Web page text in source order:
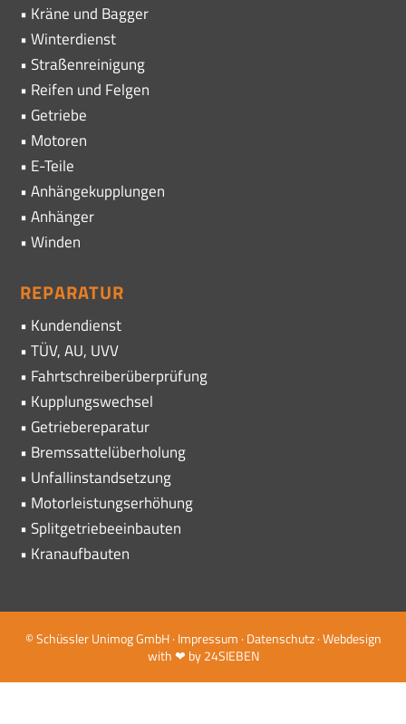
• Kräne und Bagger
• Winterdienst
• Straßenreinigung
• Reifen und Felgen
• Getriebe
• Motoren
• E-Teile
• Anhängekupplungen
• Anhänger
• Winden
REPARATUR
• Kundendienst
• TÜV, AU, UVV
• Fahrtschreiberüberprüfung
• Kupplungswechsel
• Getriebereparatur
• Bremssattelüberholung
• Unfallinstandsetzung
• Motorleistungserhöhung
• Splitgetriebeeinbauten
• Kranaufbauten
© Schüssler Unimog GmbH · Impressum · Datenschutz· Webdesign
with ❤ by24SIEBEN